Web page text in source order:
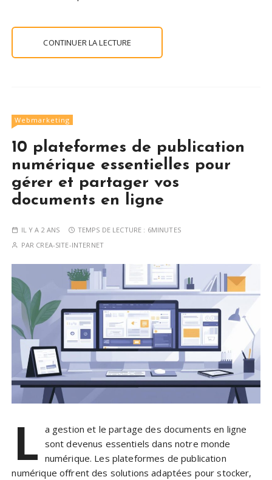
CONTINUER LA LECTURE
Webmarketing
10 plateformes de publication
numérique essentielles pour
gérer et partager vos
documents en ligne
IL Y A 2 ANS TEMPS DE LECTURE : 6MINUTES
PAR CREA-SITE-INTERNET
L a gestion et le partage des documents en ligne
sont devenus essentiels dans notre monde
numérique. Les plateformes de publication
numérique offrent des solutions adaptées pour stocker,